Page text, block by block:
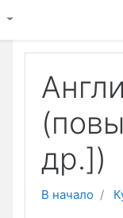
др.])
В начало